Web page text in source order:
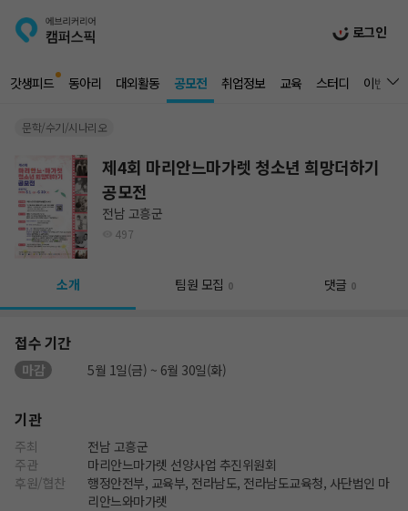
로그인
갓생피드 동아리 대외활동 공모전 취업정보 교육 스터디 이벤트
문학/수기/시나리오
제4회 마리안느마가렛 청소년 희망더하기
공모전
전남 고흥군
497
소개 팀원 모집 0 댓글 0
접수 기간
마감 5월 1일(금) ~ 6월 30일(화)
기관
주최
전남 고흥군
주관
마리안느마가렛 선양사업 추진위원회
후원/협찬
행정안전부, 교육부, 전라남도, 전라남도교육청, 사단법인 마
리안느와마가렛